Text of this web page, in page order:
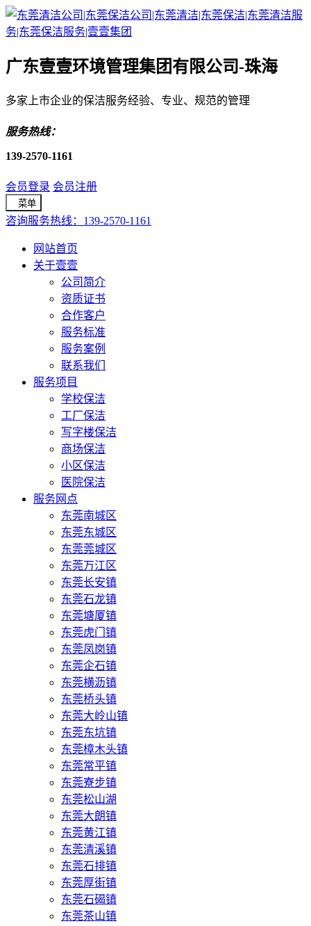
广东壹壹环境管理集团有限公司-珠海
多家上市企业的保洁服务经验、专业、规范的管理
服务热线：
139-2570-1161
会员登录 会员注册
菜单
咨询服务热线：139-2570-1161
网站首页
关于壹壹
公司简介
资质证书
合作客户
服务标准
服务案例
联系我们
服务项目
学校保洁
工厂保洁
写字楼保洁
商场保洁
小区保洁
医院保洁
服务网点
东莞南城区
东莞东城区
东莞莞城区
东莞万江区
东莞长安镇
东莞石龙镇
东莞塘厦镇
东莞虎门镇
东莞凤岗镇
东莞企石镇
东莞横沥镇
东莞桥头镇
东莞大岭山镇
东莞东坑镇
东莞樟木头镇
东莞常平镇
东莞寮步镇
东莞松山湖
东莞大朗镇
东莞黄江镇
东莞清溪镇
东莞石排镇
东莞厚街镇
东莞石碣镇
东莞茶山镇